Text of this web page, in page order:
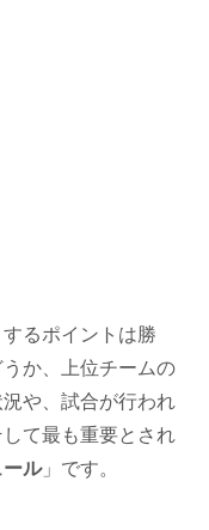
るポイントは勝
か、上位チームの
や、試合が行われ
て最も重要とされ
ル」です。